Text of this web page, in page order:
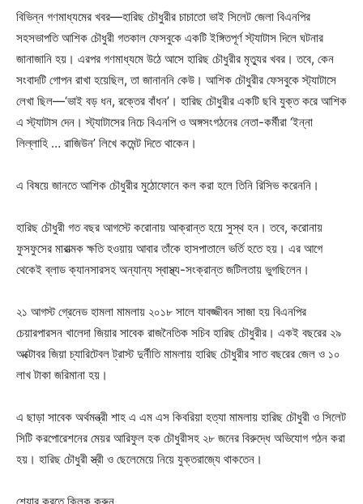
বিভিন্ন গণমাধ্যমের খবর—হারিছ চৌধুরীর চাচাতো ভাই সিলেট জেলা বিএনপির
সহসভাপতি আশিক চৌধুরী গতকাল ফেসবুকে একটি ইঙ্গিতপূর্ণ স্ট্যাটাস দিলে ঘটনার
জানাজানি হয়। এরপর গণমাধ্যমে উঠে আসে হারিছ চৌধুরীর মৃত্যুর খবর। তবে, কেন
সংবাদটি গোপন রাখা হয়েছিল, তা জানাননি কেউ। আশিক চৌধুরীর ফেসবুকে স্ট্যাটাসে
লেখা ছিল—‘ভাই বড় ধন, রক্তের বাঁধন’। হারিছ চৌধুরীর একটি ছবি যুক্ত করে আশিক
এ স্ট্যাটাস দেন। স্ট্যাটাসের নিচে বিএনপি ও অঙ্গসংগঠনের নেতা-কর্মীরা ‘ইন্না
লিল্লাহি … রাজিউন’ লিখে কমেন্ট দিতে থাকেন।
এ বিষয়ে জানতে আশিক চৌধুরীর মুঠোফোনে কল করা হলে তিনি রিসিভ করেননি।
হারিছ চৌধুরী গত বছর আগস্টে করোনায় আক্রান্ত হয়ে সুস্থ হন। তবে, করোনায়
ফুসফুসের মারাত্মক ক্ষতি হওয়ায় আবার তাঁকে হাসপাতালে ভর্তি হতে হয়। এর আগে
থেকেই ব্লাড ক্যানসারসহ অন্যান্য স্বাস্থ্য-সংক্রান্ত জটিলতায় ভুগছিলেন।
২১ আগস্ট গ্রেনেড হামলা মামলায় ২০১৮ সালে যাবজ্জীবন সাজা হয় বিএনপির
চেয়ারপারসন খালেদা জিয়ার সাবেক রাজনৈতিক সচিব হারিছ চৌধুরীর। একই বছরের ২৯
অক্টোবর জিয়া চ্যারিটেবল ট্রাস্ট দুর্নীতি মামলায় হারিছ চৌধুরীর সাত বছরের জেল ও ১০
লাখ টাকা জরিমানা হয়।
এ ছাড়া সাবেক অর্থমন্ত্রী শাহ এ এম এস কিবরিয়া হত্যা মামলায় হারিছ চৌধুরী ও সিলেট
সিটি করপোরেশনের মেয়র আরিফুল হক চৌধুরীসহ ২৮ জনের বিরুদ্ধে অভিযোগ গঠন করা
হয়। হারিছ চৌধুরী স্ত্রী ও ছেলেমেয়ে নিয়ে যুক্তরাজ্যে থাকতেন।